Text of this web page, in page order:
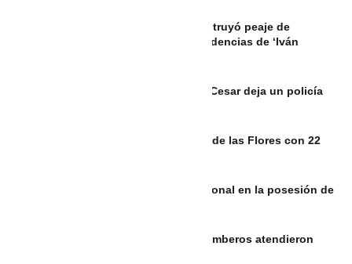
Video | Atentado con explosivos destruyó peaje de
Mondomo entre Cali y Popayán; disidencias de ‘Iván
Ataque con drones y explosivos en Cesar deja un policía
Commerk Antioquia impulsa la Feria de las Flores con 22
Video: Maía interpretó el Himno Nacional en la posesión de
Incendio vehicular en Cartagena: Bomberos atendieron